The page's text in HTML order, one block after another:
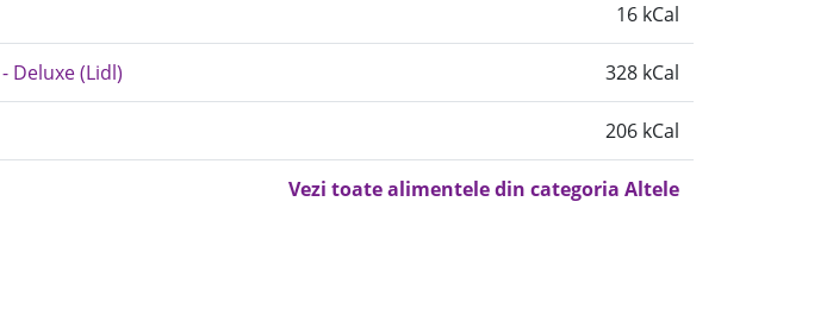
16 kCal
Deluxe (Lidl) 328 kCal
206 kCal
Vezi toate alimentele din categoria Altele